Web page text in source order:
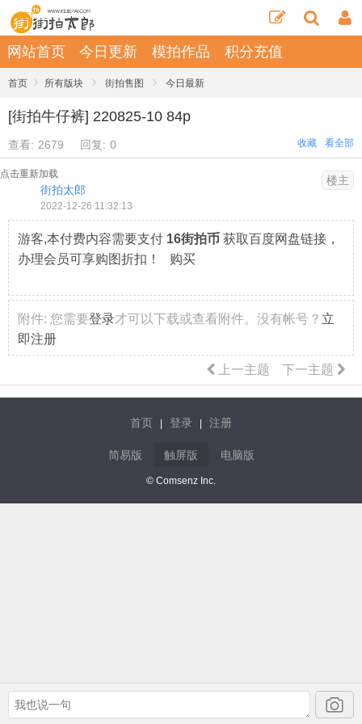
网站首页 今日更新 模拍作品 积分充值
首页 › 所有版块 › 街拍售图 › 今日最新
[街拍牛仔裤] 220825-10 84p
查看: 2679 回复: 0 看全部
收藏
点击重新加载
街拍太郎
2022-12-26 11:32:13
楼主
游客,本付费内容需要支付 16街拍币 获取百度网盘链接，
办理会员可享购图折扣！ 购买
附件: 您需要登录才可以下载或查看附件。没有帐号？ 立
即注册
下一主题
上一主题
首页 登录 注册
简易版 触屏版 电脑版
© Comsenz Inc.